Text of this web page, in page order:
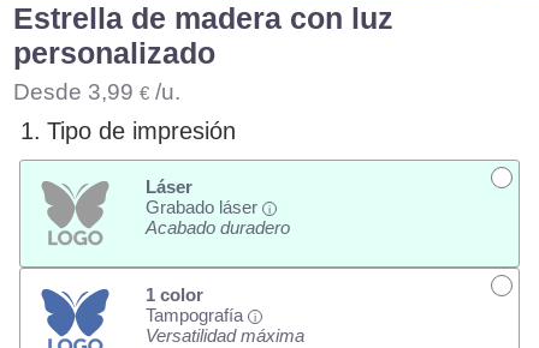
Estrella de madera con luz
personalizado
Desde 3,99 € /u.
1. Tipo de impresión
Láser
Grabado láser
i
Acabado duradero
1 color
Tampografía
i
Versatilidad máxima